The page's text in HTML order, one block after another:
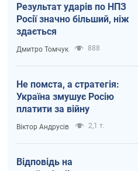
Результат ударів по НПЗ
Росії значно більший, ніж
здається
Дмитро Томчук 888
Не помста, а стратегія:
Україна змушує Росію
платити за війну
Віктор Андрусів 2,1 т.
Відповідь на